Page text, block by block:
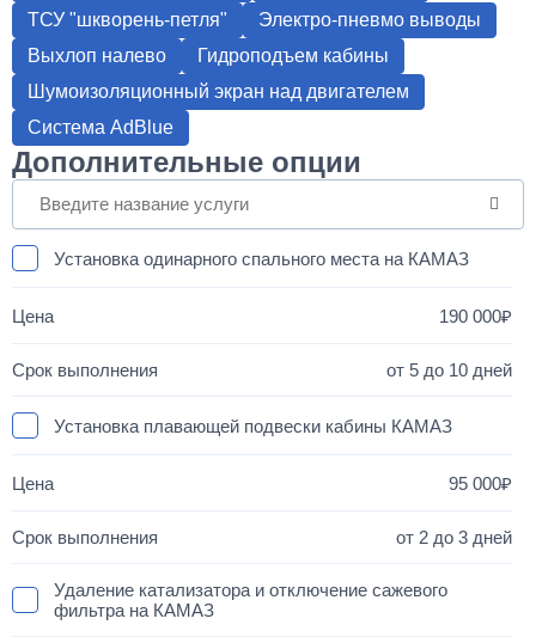
ТСУ "шкворень-петля"
Электро-пневмо выводы
Выхлоп налево
Гидроподъем кабины
Шумоизоляционный экран над двигателем
Система AdBlue
Дополнительные опции
Установка одинарного спального места на КАМАЗ
190 000
от 5 до 10 дней
Установка плавающей подвески кабины КАМАЗ
95 000
от 2 до 3 дней
Удаление катализатора и отключение сажевого
фильтра на КАМАЗ